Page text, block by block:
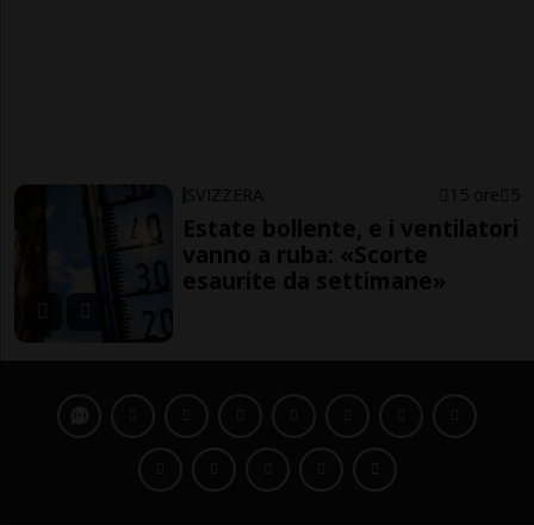
SVIZZERA 15 ore 5
Estate bollente, e i ventilatori
vanno a ruba: «Scorte
esaurite da settimane»